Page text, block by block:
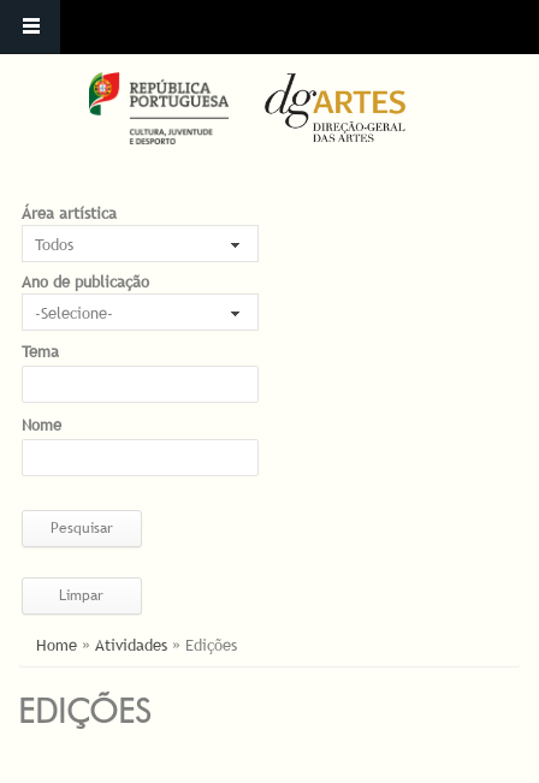
Área artística
Ano de publicação
Ano de publicação
Selecione-
Tema
Nome
ESTÁ AQUI
Home » Atividades » Edições
EDIÇÕES